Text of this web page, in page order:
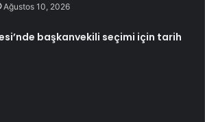
Ağustos 10, 2026
başkanvekili seçimi için tarih